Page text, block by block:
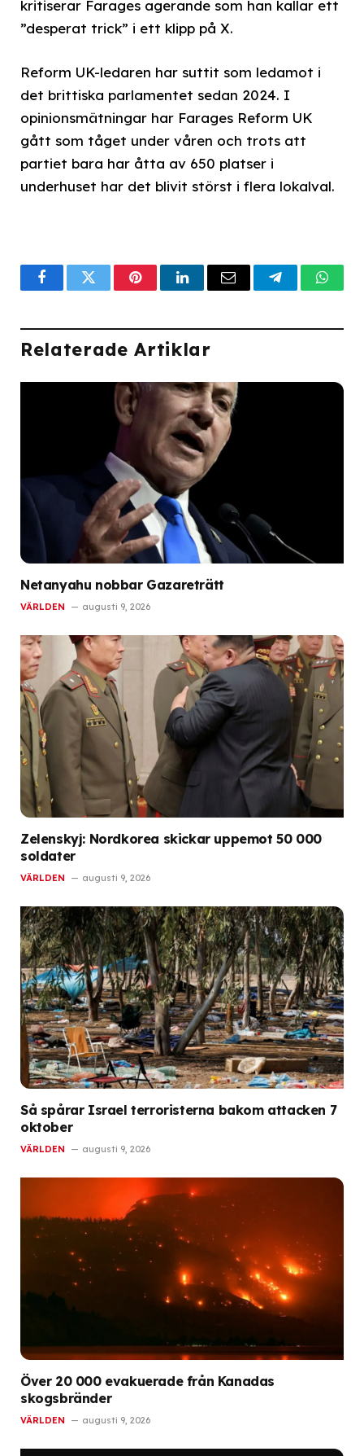
kritiserar Farages agerande som han kallar ett
”desperat trick” i ett klipp på X.
Reform UK-ledaren har suttit som ledamot i
det brittiska parlamentet sedan 2024. I
opinionsmätningar har Farages Reform UK
gått som tåget under våren och trots att
partiet bara har åtta av 650 platser i
underhuset har det blivit störst i flera lokalval.
FacebookTwitterPinterestLinkedInEmail Telegram
Relaterade Artiklar
Netanyahu nobbar Gazareträtt
VÄRLDEN augusti 9, 2026
Zelenskyj: Nordkorea skickar uppemot 50 000
soldater
VÄRLDEN augusti 9, 2026
Så spårar Israel terroristerna bakom attacken 7
oktober
VÄRLDEN augusti 9, 2026
Över 20 000 evakuerade från Kanadas
skogsbränder
VÄRLDEN augusti 9, 2026